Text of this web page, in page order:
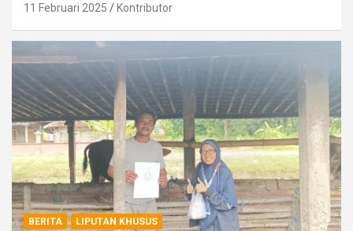
11 Februari 2025 Kontributor
BERITA LIPUTAN KHUSUS